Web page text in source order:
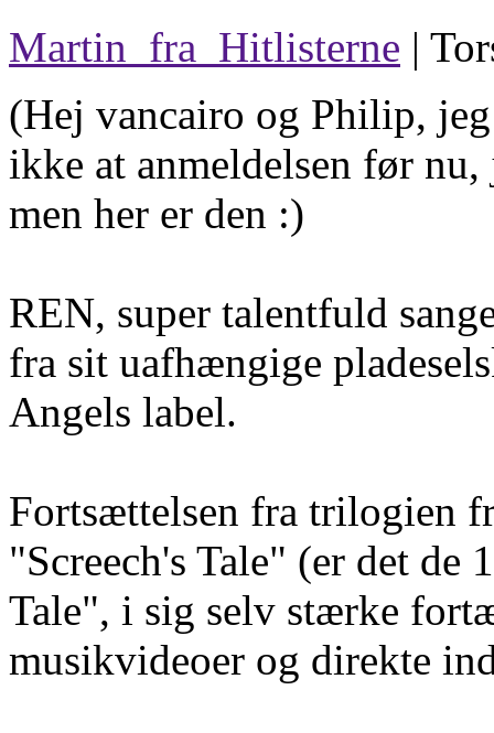
Martin_fra_Hitlisterne |
(Hej vancairo og Philip,
ikke at anmeldelsen før
men her er den :)
REN, super talentfuld
fra sit uafhængige
Angels label.
Fortsættelsen fra trilogien
"Screech's Tale" (er det
Tale", i sig selv stærke
musikvideoer og direkte